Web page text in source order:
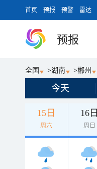
首页 预报 预警 雷达
预报
全国 >湖南 >郴州
今天
15日
周六
16日
周日